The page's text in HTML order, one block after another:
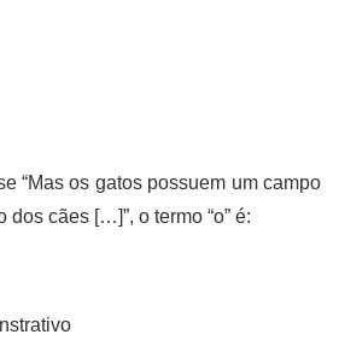
“Mas os gatos possuem um campo
dos cães […]”, o termo “o” é: